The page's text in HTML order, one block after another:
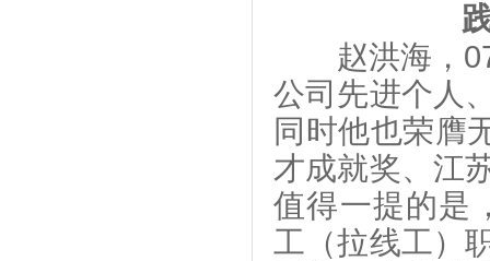
赵洪海，07
公司先进个人
同时他也荣膺
才成就奖、江
值得一提的是
工（拉线工）